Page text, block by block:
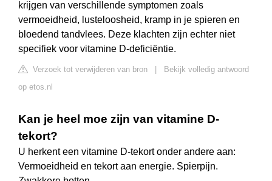
krijgen van verschillende symptomen zoals
vermoeidheid, lusteloosheid, kramp in je spieren en
bloedend tandvlees. Deze klachten zijn echter niet
specifiek voor vitamine D-deficiëntie.
Verzoek tot verwijderen van bron
Bekijk volledig antwoord
op etos.nl
Kan je heel moe zijn van vitamine D-
tekort?
U herkent een vitamine D-tekort onder andere aan:
Vermoeidheid en tekort aan energie. Spierpijn.